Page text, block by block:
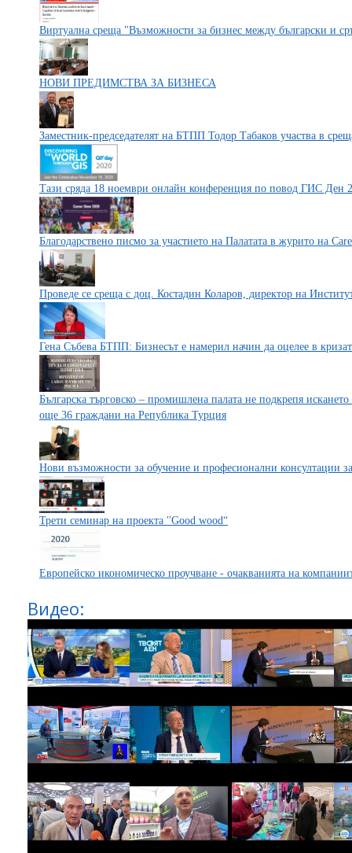
Виртуална среща "Възможности за бизнес между български и
НОВИ ПРЕДИМСТВА ЗА БИЗНЕСА
Заместник-председателят на БТПП Тодор Табаков участва в
Тази сряда 18 ноември онлайн конференция по повод ГИС Ден
Благодарствено писмо за участието на Палатата в журито на
Проведе се среща с доц. Костадин Коларов, директор на
Гена Събева БТПП: Бизнесът е намерил начин да оцелее в
Българска търговско – промишлена палата не подкрепя
още 36 граждани на Република Турция
Нови възможности за обучение и професионални консултации
Трети семинар на проекта ′′Good wood“
Европейско икономическо проучване - очакванията на
Видео: